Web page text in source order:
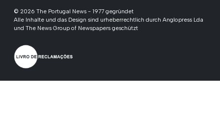
© 2026 The Portugal News - 1977 gegründet
Alle Inhalte und das Design sind urheberrechtlich durch Anglopress Lda
und The News Group of Newspapers geschützt